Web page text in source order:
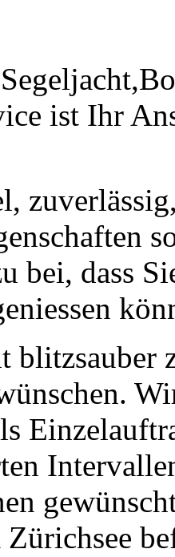
ist Ihr
bei, dass
blitzsauber